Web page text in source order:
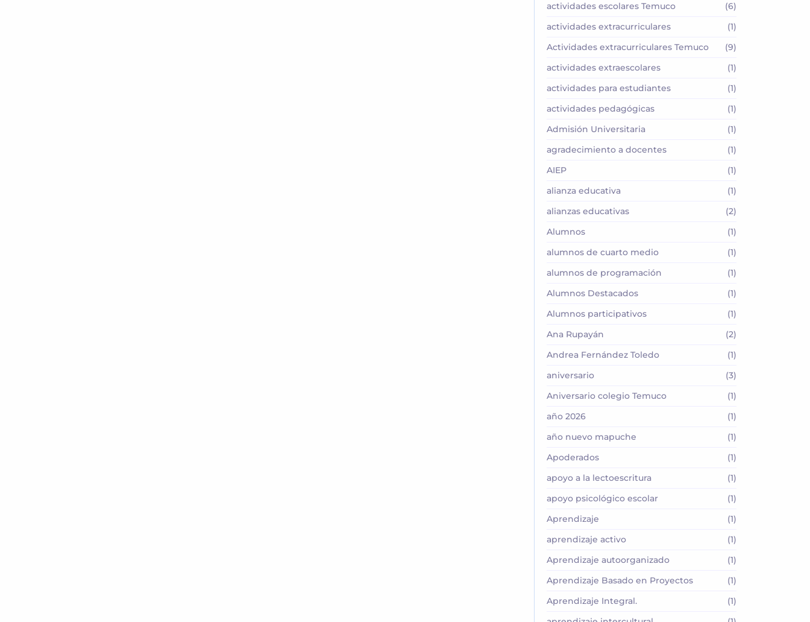
actividades escolares Temuco
(6)
actividades extracurriculares
(1)
Actividades extracurriculares Temuco
(9)
actividades extraescolares
(1)
actividades para estudiantes
(1)
actividades pedagógicas
(1)
Admisión Universitaria
(1)
agradecimiento a docentes
(1)
AIEP
(1)
alianza educativa
(1)
alianzas educativas
(2)
Alumnos
(1)
alumnos de cuarto medio
(1)
alumnos de programación
(1)
Alumnos Destacados
(1)
Alumnos participativos
(1)
Ana Rupayán
(2)
Andrea Fernández Toledo
(1)
aniversario
(3)
Aniversario colegio Temuco
(1)
año 2026
(1)
año nuevo mapuche
(1)
Apoderados
(1)
apoyo a la lectoescritura
(1)
apoyo psicológico escolar
(1)
Aprendizaje
(1)
aprendizaje activo
(1)
Aprendizaje autoorganizado
(1)
Aprendizaje Basado en Proyectos
(1)
Aprendizaje Integral.
(1)